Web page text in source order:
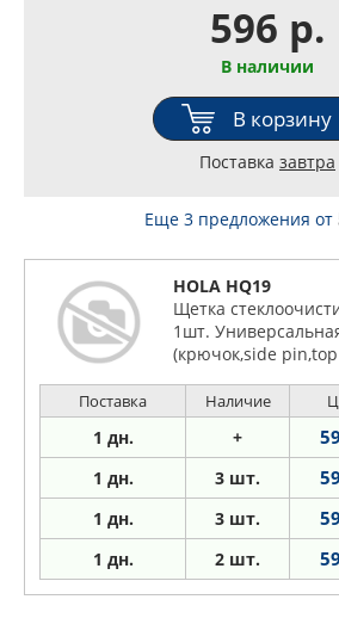
596 р.
В наличии
В корзину
Поставка завтра
Еще 3 предложения от
HOLA HQ19
Щетка
1шт.
(крючок,side
Поставка Наличие
1 дн. +
1 дн. 3 шт.
1 дн. 3 шт.
1 дн. 2 шт.